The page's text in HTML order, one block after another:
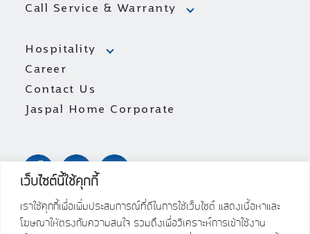
เว็บไซต์นี้ใช้คุกกี้
เราใช้คุกกี้เพื่อเพิ่มประสบการณ์ที่ดีในการใช้เว็บไซต์ แสดงเนื้อหาและ
โฆษณาให้ตรงกับความสนใจ รวมถึงเพื่อวิเคราะห์การเข้าใช้งาน
Call Service & Warranty
Hospitality
Career
Contact Us
Jaspal Home Corporate